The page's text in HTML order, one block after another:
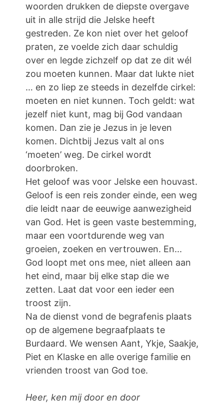
woorden drukken de diepste overgave
uit in alle strijd die Jelske heeft
gestreden. Ze kon niet over het geloof
praten, ze voelde zich daar schuldig
over en legde zichzelf op dat ze dit wél
zou moeten kunnen. Maar dat lukte niet
… en zo liep ze steeds in dezelfde cirkel:
moeten en niet kunnen. Toch geldt: wat
jezelf niet kunt, mag bij God vandaan
komen. Dan zie je Jezus in je leven
komen. Dichtbij Jezus valt al ons
‘moeten’ weg. De cirkel wordt
doorbroken.
Het geloof was voor Jelske een houvast.
Geloof is een reis zonder einde, een weg
die leidt naar de eeuwige aanwezigheid
van God. Het is geen vaste bestemming,
maar een voortdurende weg van
groeien, zoeken en vertrouwen. En...
God loopt met ons mee, niet alleen aan
het eind, maar bij elke stap die we
zetten. Laat dat voor een ieder een
troost zijn.
Na de dienst vond de begrafenis plaats
op de algemene begraafplaats te
Burdaard. We wensen Aant, Ykje, Saakje,
Piet en Klaske en alle overige familie en
vrienden troost van God toe.
Heer, ken mij door en door